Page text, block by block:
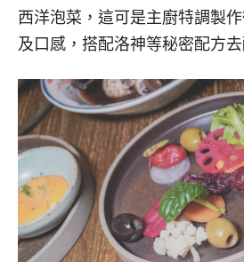
西洋泡菜，這可是主廚特調製
及口感，搭配洛神等秘密配方去